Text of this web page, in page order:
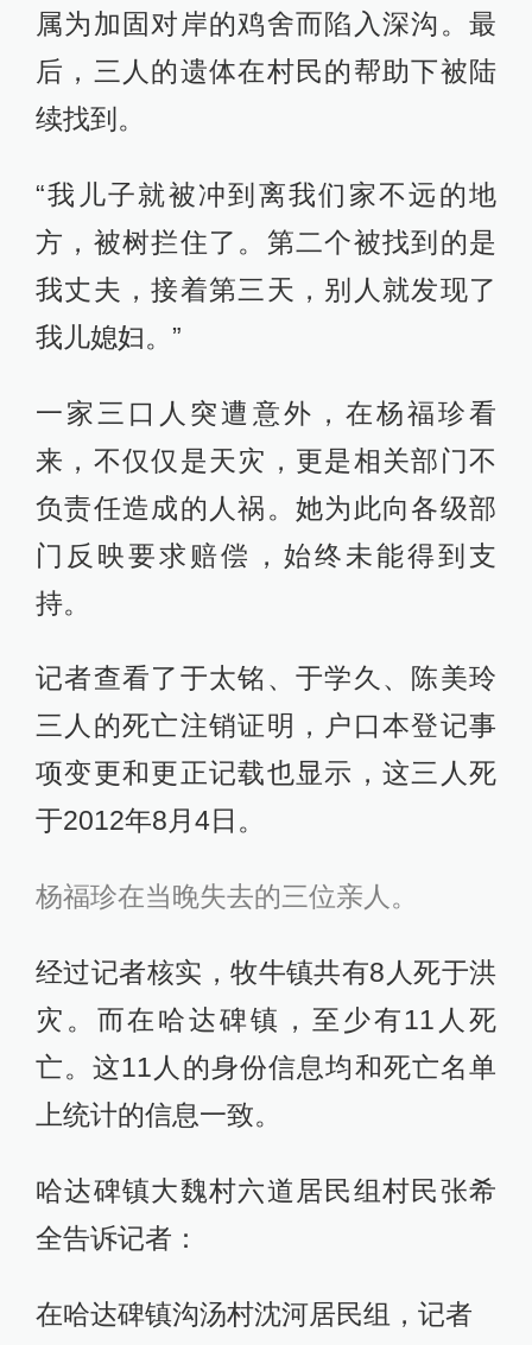
属为加固对岸的鸡舍而陷入深沟。最
后，三人的遗体在村民的帮助下被陆
续找到。
“我儿子就被冲到离我们家不远的地
方，被树拦住了。第二个被找到的是
我丈夫，接着第三天，别人就发现了
我儿媳妇。”
一家三口人突遭意外，在杨福珍看
来，不仅仅是天灾，更是相关部门不
负责任造成的人祸。她为此向各级部
门反映要求赔偿，始终未能得到支
持。
记者查看了于太铭、于学久、陈美玲
三人的死亡注销证明，户口本登记事
项变更和更正记载也显示，这三人死
于2012年8月4日。
杨福珍在当晚失去的三位亲人。
经过记者核实，牧牛镇共有8人死于洪
灾。而在哈达碑镇，至少有11人死
亡。这11人的身份信息均和死亡名单
上统计的信息一致。
哈达碑镇大魏村六道居民组村民张希
全告诉记者：
在哈达碑镇沟汤村沈河居民组，记者